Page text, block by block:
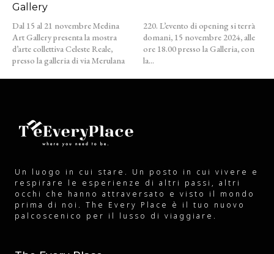
Gallery
Dal 15 al 21 novembre Medina
Art Gallery presenta la mostra
d’arte collettiva Celeste Reale,
presso la galleria di via Merulana
220. L’evento di opening si terrà
domani, 15 novembre 2024, alle
ore 18.00 presso la Galleria, con
la...
Un luogo in cui stare. Un posto in cui vivere e
respirare le esperienze di altri passi, altri
occhi che hanno attraversato e visto il mondo
prima di noi. The Every Place è il tuo nuovo
palcoscenico per il lusso di viaggiare.